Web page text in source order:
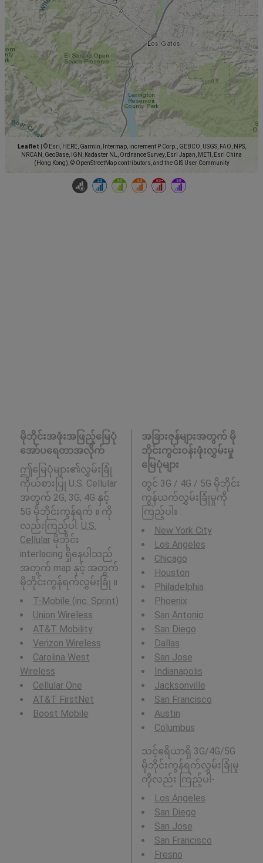
Leaflet
© Esri, HERE, Garmin, Intermap, increment P Corp., GEBCO, USGS, FAO, NPS,
NRCAN, GeoBase, IGN, Kadaster NL, Ordnance Survey, Esri Japan, METI, Esri China
(Hong Kong), © OpenStreetMap contributors, and the GIS User Community
မိုဘိုင်းအဖုံးအဖြည့်မြေပုံ
အော်ပရေတာအလိုက်
ဤမြေပုံများ၏လွှမ်းခြုံ
ကိုယ်စားပြု U.S. Cellular
အတွက် 2G, 3G, 4G နှင့်
5G မိုဘိုင်းကွန်ရက် ။ ကို
လည်းကြည့်ပါ: U.S.
Cellularမိုဘိုင်း
interlacing ရှိနေပါသည်
အတွက် map နှင့် အတွက်
မိုဘိုင်းကွန်ရက်လွှမ်းခြုံ ။
T-Mobile (inc. Sprint)
Union Wireless
AT&T Mobility
Verizon Wireless
Carolina West
Wireless
Cellular One
AT&T FirstNet
Boost Mobile
အခြားဇုန်များအတွက် မို
ဘိုင်းကွင်းဝန်းဖုံးလွှမ်းမှု
မြေပုံများ
တွင် 3G / 4G / 5G မိုဘိုင်း
ကွန်ယက်လွှမ်းခြုံမှုကို
ကြည့်ပါ။ :
New York City
Los Angeles
Chicago
Houston
Philadelphia
Phoenix
San Antonio
San Diego
Dallas
San Jose
Indianapolis
Jacksonville
San Francisco
Austin
Columbus
သင့်ဧရိယာရှိ 3G/4G/5G
မိုဘိုင်းကွန်ရက်လွှမ်းခြုံမှု
ကိုလည်း ကြည့်ပါ-
Los Angeles
San Diego
San Jose
San Francisco
Fresno